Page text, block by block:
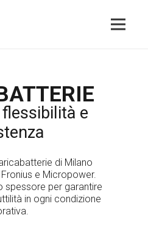
e
di Milano
e Micropower.
spessore per garantire
in ogni condizione